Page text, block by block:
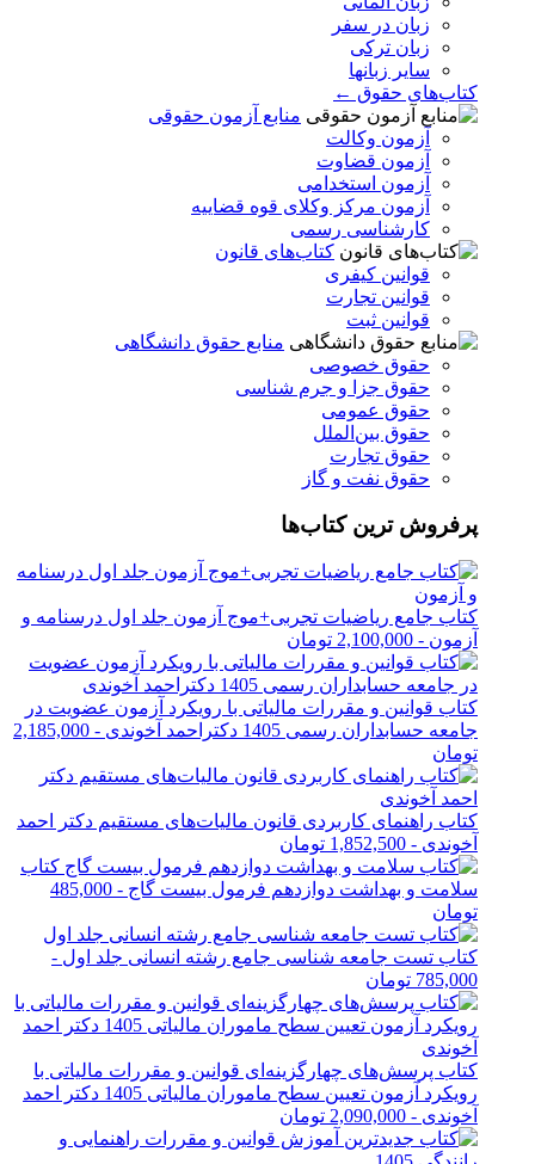
زبان در سفر
زبان ترکی
سایر زبانها
کتاب‌های حقوق ←
منابع آزمون حقوقی
آزمون وکالت
آزمون قضاوت
آزمون استخدامی
آزمون مرکز وکلای قوه قضاییه
کارشناسی رسمی
کتاب‌های قانون
قوانین کیفری
قوانین تجارت
قوانین ثبت
منابع حقوق دانشگاهی
حقوق خصوصی
حقوق جزا و جرم شناسی
حقوق عمومی
حقوق بین‌الملل
حقوق تجارت
حقوق نفت و گاز
پرفروش ترین کتاب‌ها
کتاب جامع ریاضیات تجربی+موج آزمون جلد اول درسنامه و
آزمون - 2,100,000 تومان
کتاب قوانین و مقررات مالیاتی با رویکرد آزمون عضویت در
جامعه حسابداران رسمی 1405 دکتراحمد آخوندی
-
2,185,000
تومان
کتاب راهنمای کاربردی قانون مالیات‌های مستقیم دکتر احمد
آخوندی - 1,852,500 تومان
کتاب
سلامت و بهداشت دوازدهم فرمول بیست گاج -
485,000
تومان
کتاب تست جامعه شناسی جامع رشته انسانی جلد اول -
785,000 تومان
کتاب پرسش‌های چهارگزینه‌ای قوانین و مقررات مالیاتی با
رویکرد آزمون تعیین سطح ماموران مالیاتی 1405 دکتر احمد
آخوندی - 2,090,000 تومان